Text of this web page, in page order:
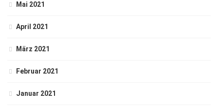
Mai 2021
April 2021
März 2021
Februar 2021
Januar 2021